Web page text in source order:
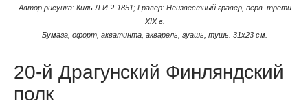
Автор рисунка: Киль Л.И.?-1851; Гравер: Неизвестный гравер, перв. трети
XIX в.
Бумага, офорт, акватинта, акварель, гуашь, тушь. 31х23 см.
20-й Драгунский Финляндский
полк